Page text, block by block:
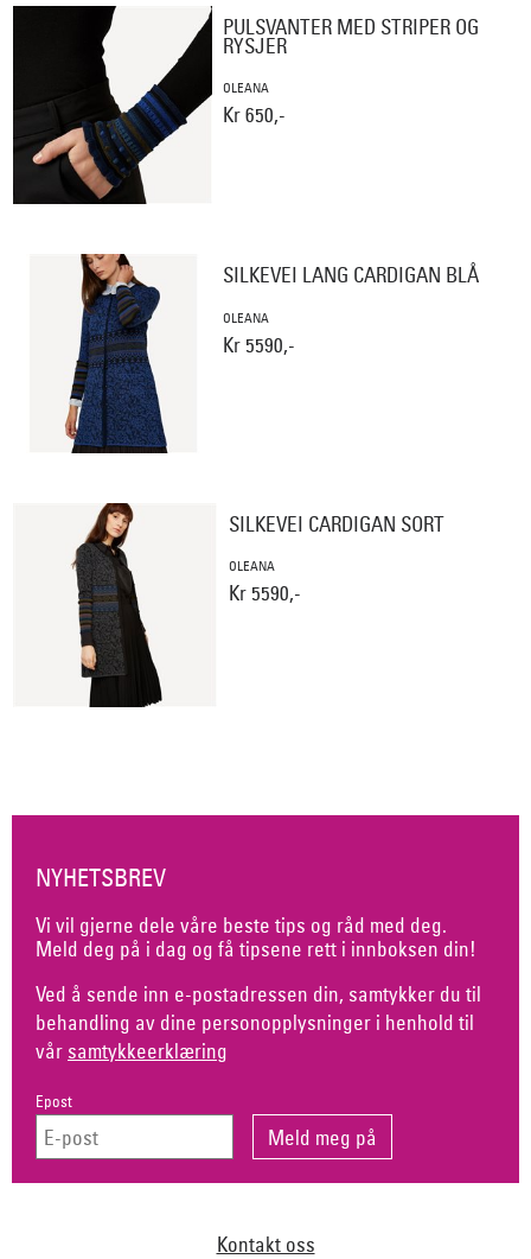
PULSVANTER MED STRIPER OG
RYSJER
OLEANA
Kr 650,-
SILKEVEI LANG CARDIGAN BLÅ
OLEANA
Kr 5590,-
SILKEVEI CARDIGAN SORT
OLEANA
Kr 5590,-
NYHETSBREV
Vi vil gjerne dele våre beste tips og råd med deg.
Meld deg på i dag og få tipsene rett i innboksen din!
Ved å sende inn e-postadressen din, samtykker du til
behandling av dine personopplysninger i henhold til
vår samtykkeerklæring
Epost
Kontakt oss